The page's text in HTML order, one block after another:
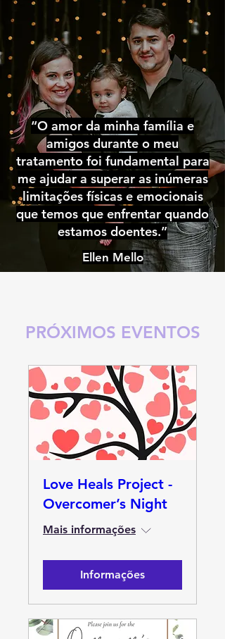
“O amor da minha família e
amigos durante o meu
tratamento foi fundamental para
me ajudar a superar as inúmeras
limitações físicas e emocionais
que temos que enfrentar quando
estamos doentes.”
Ellen Mello
PRÓXIMOS EVENTOS
Love Heals Project -
Overcomer’s Night
Mais informações
Informações